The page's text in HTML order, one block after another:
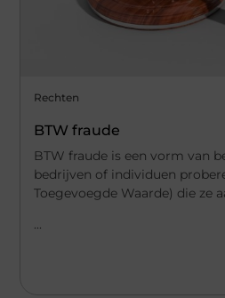
Rechten
BTW fraude
BTW fraude is een vorm van
bedrijven of individuen
Toegevoegde Waarde) die ze
...